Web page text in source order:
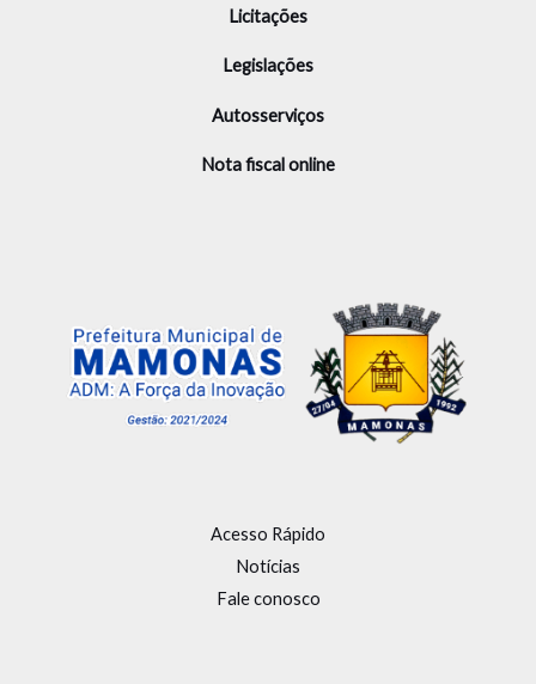
Licitações
Legislações
Autosserviços
Nota fiscal online
Acesso Rápido
Notícias
Fale conosco